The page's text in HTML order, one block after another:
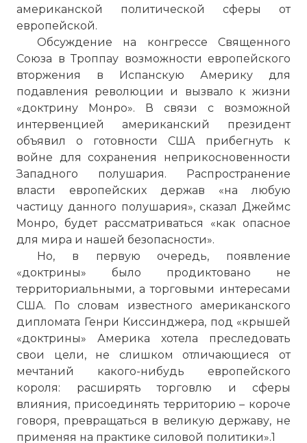
американской политической сферы от
европейской.
Обсуждение на конгрессе Священного
Союза в Троппау возможности европейского
вторжения в Испанскую Америку для
подавления революции и вызвало к жизни
«доктрину Монро». В связи с возможной
интервенцией американский президент
объявил о готовности США прибегнуть к
войне для сохранения неприкосновенности
Западного полушария. Распространение
власти европейских держав «на любую
частицу данного полушария», сказал Джеймс
Монро, будет рассматриваться «как опасное
для мира и нашей безопасности».
Но, в первую очередь, появление
«доктрины» было продиктовано не
территориальными, а торговыми интересами
США. По словам известного американского
дипломата Генри Киссинджера, под «крышей
«доктрины» Америка хотела преследовать
свои цели, не слишком отличающиеся от
мечтаний какого-нибудь европейского
короля: расширять торговлю и сферы
влияния, присоединять территорию – короче
говоря, превращаться в великую державу, не
применяя на практике силовой политики».1